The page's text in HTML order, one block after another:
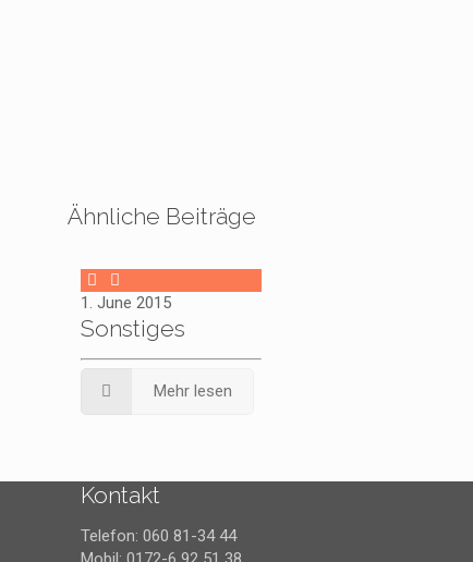
Ähnliche Beiträge
1. June 2015
Sonstiges
Mehr lesen
Kontakt
Telefon: 060 81-34 44